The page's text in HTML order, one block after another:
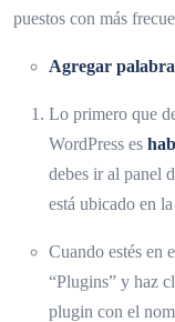
puestos con más
Agregar
Lo primero que
WordPress es
debes ir al panel
está ubicado en
Cuando estés en
“Plugins” y haz
plugin con el